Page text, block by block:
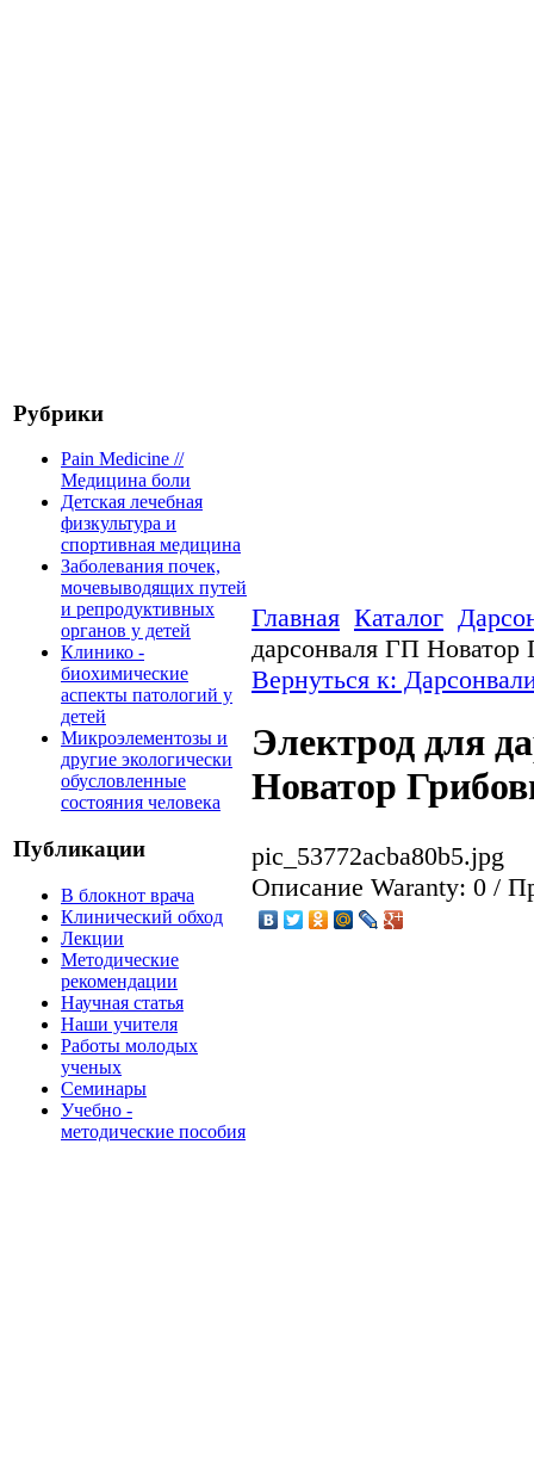
Рубрики
Pain Medicine //
Медицина боли
Детская лечебная
физкультура и
спортивная медицина
Заболевания почек,
мочевыводящих путей
и репродуктивных
органов у детей
Клинико -
биохимические
аспекты патологий у
детей
Микроэлементозы и
другие экологически
обусловленные
состояния человека
Публикации
В блокнот врача
Клинический обход
Лекции
Методические
рекомендации
Научная статья
Наши учителя
Работы молодых
ученых
Семинары
Учебно -
методические пособия
Главная Каталог
дарсонваля ГП
Вернуться к:
Электрод для
Новатор
pic_53772acba80b5.jpg
Описание Waranty: 0 /